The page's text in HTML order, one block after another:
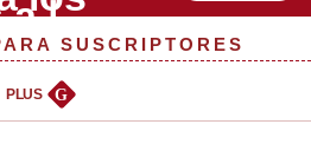
SUSCRIPTORES
PLUS G